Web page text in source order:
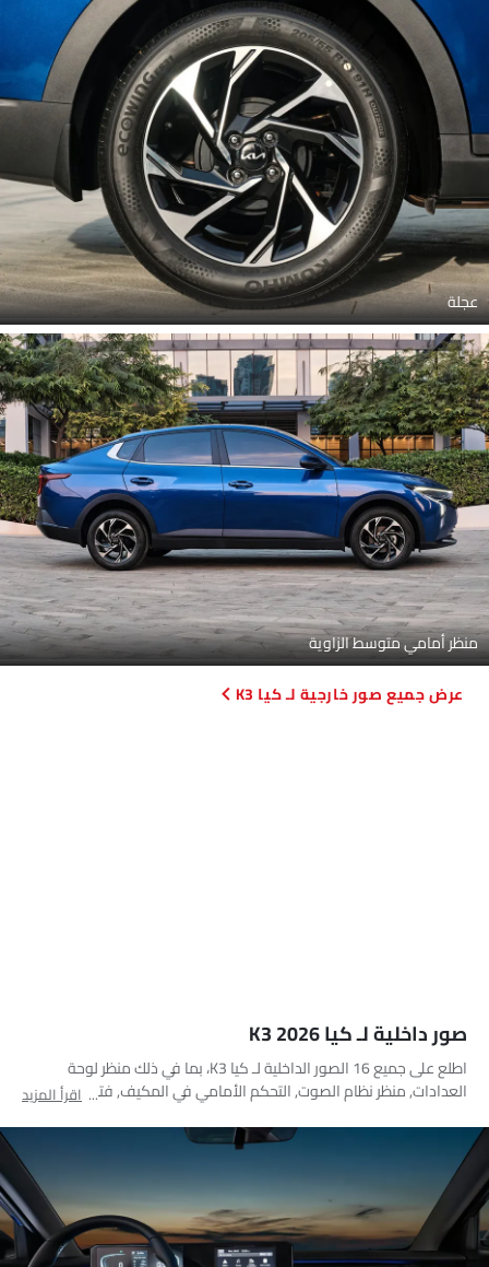
عجلة
منظر أمامي متوسط الزاوية
صور خارجية لـ كيا K3
صور داخلية لـ كيا K3 2026
اطلع على جميع 16 الصور الداخلية لـ كيا K3، بما في ذلك منظر لوحة
العدادات, منظر نظام الصوت, التحكم الأمامي في المكيف, فتحات المكيف
صندوق القفازات, منفذ ملحقات الطاقة, مغير السرعات, مجموعة دواسات
القدم, التحكم الخلفي في المكيف, مسند رأس المقعد الأمامي, مسند
رأس المقعد الخلفي, فتحات تكييف جانبية أمامية
اقرأ المزيد